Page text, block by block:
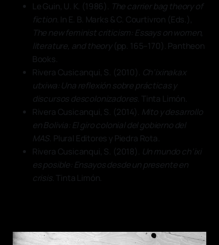
Le Guin, U. K. (1986). The carrier bag theory of
fiction. In E. B. Marks & C. Courtivron (Eds.),
The new feminist criticism: Essays on women,
literature, and theory(pp. 165–170). Pantheon
Books.
Rivera Cusicanqui, S. (2010). Ch’ixinakax
utxiwa: Una reflexión sobre prácticas y
discursos descolonizadores. Tinta Limón.
Rivera Cusicanqui, S. (2014). Mito y desarrollo
en Bolivia: El giro colonial del gobierno del
MAS. Plural Editores y Piedra Rota.
Rivera Cusicanqui, S. (2018). Un mundo ch’ixi
es posible: Ensayos desde un presente en
crisis. Tinta Limón.